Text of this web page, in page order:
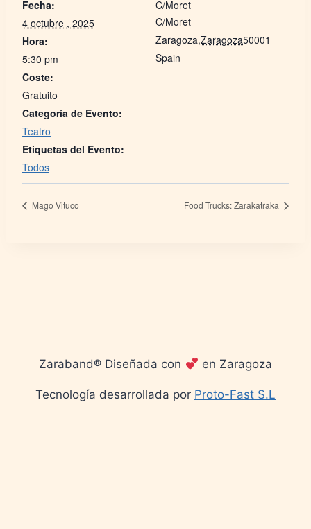
Fecha:
4 octubre , 2025
Hora:
5:30 pm
Coste:
Gratuito
Categoría de Evento:
Teatro
Etiquetas del Evento:
Todos
C/Moret
C/Moret
Zaragoza,Zaragoza50001
Spain
Mago Vituco Food Trucks: Zarakatraka
Zaraband® Diseñada con en Zaragoza
Tecnología desarrollada por Proto-Fast S.L